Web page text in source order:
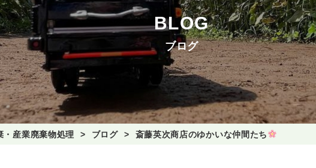
BLOG
ブログ
・産業廃棄物処理 ブログ 斎藤英次商店のゆかいな仲間たち